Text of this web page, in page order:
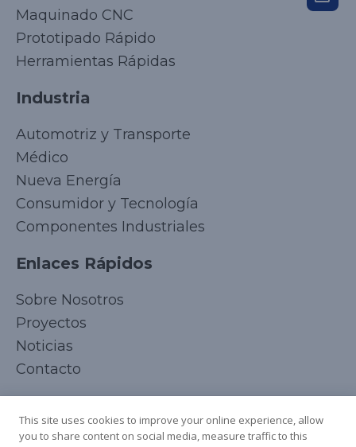
Maquinado CNC
Prototipado Rápido
Herramientas Rápidas
Industria
Automotriz y Transporte
Médico
Nueva Energía
Consumidor y Tecnología
Componentes Industriales
Enlaces Rápidos
Sobre Nosotros
Proyectos
Noticias
Contacto
German
This site uses cookies to improve your online experience, allow
you to share content on social media, measure traffic to this